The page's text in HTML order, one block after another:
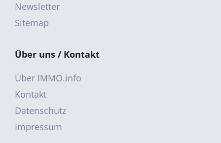
Newsletter
Sitemap
Über uns / Kontakt
Über IMMO.info
Kontakt
Datenschutz
Impressum